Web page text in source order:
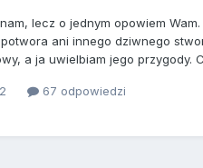
lecz o jednym opowiem
ani innego dziwnego
a ja uwielbiam jego
67 odpowiedzi